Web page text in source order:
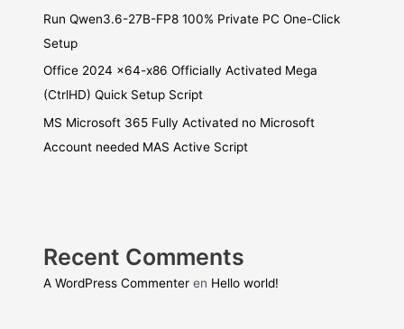
Run Qwen3.6-27B-FP8 100% Private PC One-Click
Setup
Office 2024 x64-x86 Officially Activated Mega
(CtrlHD) Quick Setup Script
MS Microsoft 365 Fully Activated no Microsoft
Account needed MAS Active Script
Recent Comments
A WordPress Commenter en Hello world!